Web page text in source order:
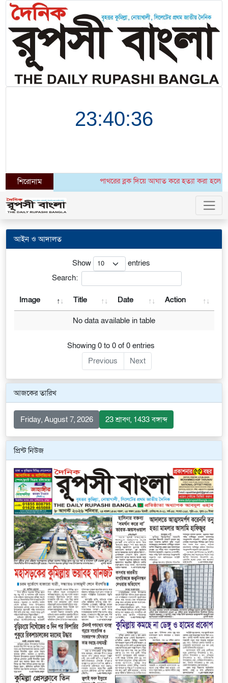
শিরোনাম পাথরের ব্লক দিয়ে আঘাত করে হত্যা করা হলো
আইন ও আদালত
Show
entries
Search:
Image Title Date Action
No data available in table
Showing 0 to 0 of 0 entries
Previous
Next
আজকের তারিখ
Friday, August 7, 2026 23 শ্রাবণ, 1433 বঙ্গাব্দ
প্রিন্ট নিউজ